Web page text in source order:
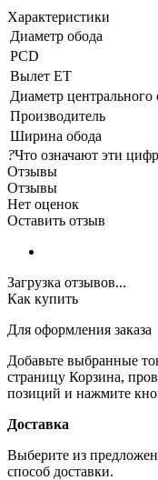
Характеристики
Диаметр обода
PCD
Вылет ET
Диаметр центрального
Производитель
Ширина обода
?Что означают эти
Отзывы
Отзывы
Нет оценок
Оставить отзыв
Загрузка отзывов...
Как купить
Для оформления заказа
Добавьте выбранные
страницу Корзина,
позиций и нажмите
Доставка
Выберите из
способ доставки.